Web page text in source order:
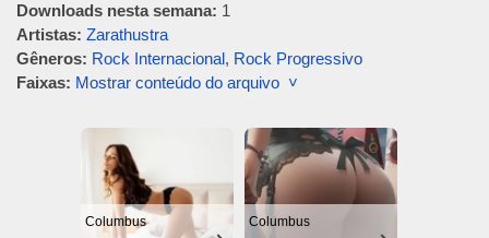
Downloads nesta semana: 1
Artistas: Zarathustra
Gêneros: Rock Internacional, Rock Progressivo
Faixas: Mostrar conteúdo do arquivo ˅
Columbus Columbus